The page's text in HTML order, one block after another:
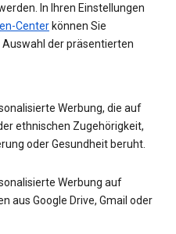
In Ihren Einstellungen
Centerkönnen Sie
der präsentierten
Werbung, die auf
ethnischen Zugehörigkeit,
oder Gesundheit beruht.
Werbung auf
aus Google Drive, Gmail oder